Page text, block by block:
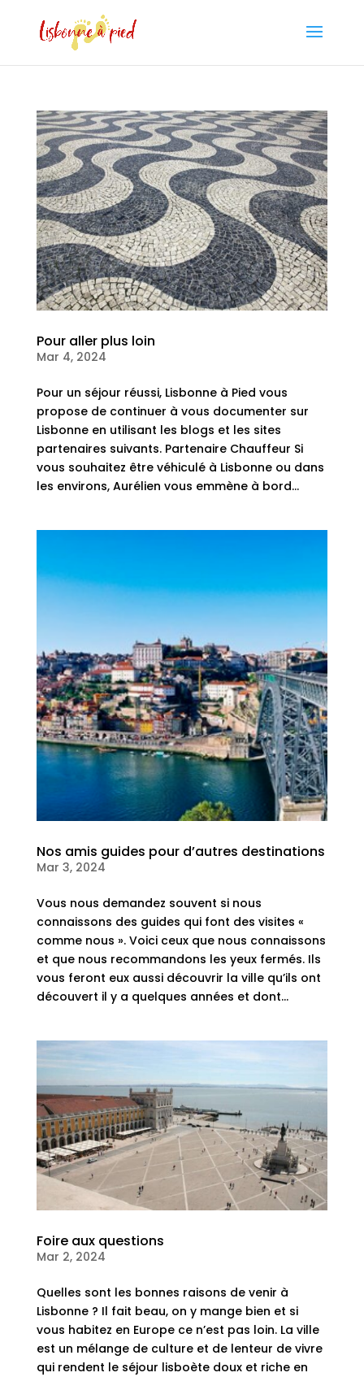
Pour aller plus loin
Mar 4, 2024
Pour un séjour réussi, Lisbonne à Pied vous
propose de continuer à vous documenter sur
Lisbonne en utilisant les blogs et les sites
partenaires suivants. Partenaire Chauffeur Si
vous souhaitez être véhiculé à Lisbonne ou dans
les environs, Aurélien vous emmène à bord...
Nos amis guides pour d’autres destinations
Mar 3, 2024
Vous nous demandez souvent si nous
connaissons des guides qui font des visites «
comme nous ». Voici ceux que nous connaissons
et que nous recommandons les yeux fermés. Ils
vous feront eux aussi découvrir la ville qu’ils ont
découvert il y a quelques années et dont...
Foire aux questions
Mar 2, 2024
Quelles sont les bonnes raisons de venir à
Lisbonne ? Il fait beau, on y mange bien et si
vous habitez en Europe ce n’est pas loin. La ville
est un mélange de culture et de lenteur de vivre
qui rendent le séjour lisboète doux et riche en